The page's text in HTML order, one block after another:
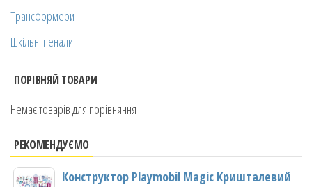
Трансформери
Шкільні пенали
ПОРІВНЯЙ ТОВАРИ
Немає товарів для порівняння
РЕКОМЕНДУЄМО
Конструктор Playmobil Magic Кришталевий